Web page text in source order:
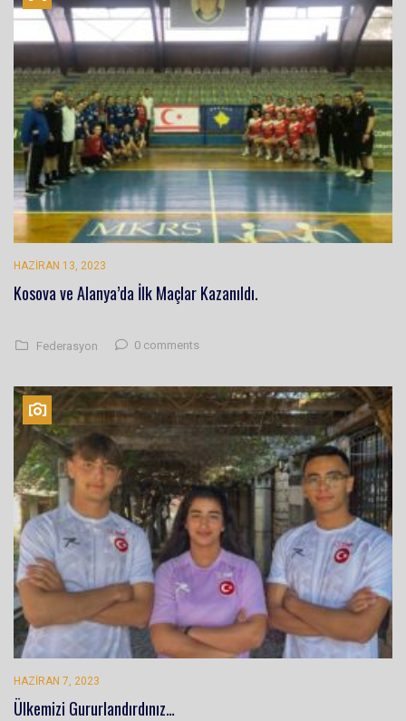
HAZIRAN 13, 2023
Kosova ve Alanya’da İlk Maçlar Kazanıldı.
Federasyon 0 comments
HAZIRAN 7, 2023
Ülkemizi Gururlandırdınız…